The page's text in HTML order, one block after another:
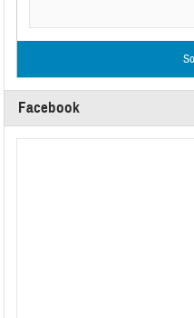
Facebook